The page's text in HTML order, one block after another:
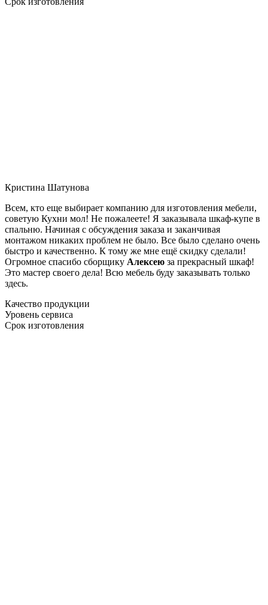
Кристина Шатунова
Всем, кто еще выбирает компанию для изготовления мебели,
советую Кухни мол! Не пожалеете! Я заказывала шкаф-купе в
спальню. Начиная с обсуждения заказа и заканчивая
монтажом никаких проблем не было. Все было сделано очень
быстро и качественно. К тому же мне ещё скидку сделали!
Огромное спасибо сборщику Алексею за прекрасный шкаф!
Это мастер своего дела! Всю мебель буду заказывать только
здесь.
Качество продукции
Уровень сервиса
Срок изготовления